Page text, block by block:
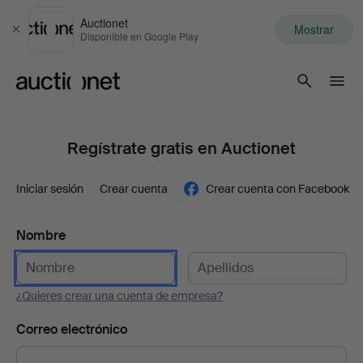
Cerrar
Auctionet
Disponible en Google Play Mostrar
Regístrate gratis en Auctionet
Iniciar sesión Crear cuenta Crear cuenta con Facebook
Nombre
¿Quieres crear una cuenta de empresa?
Correo electrónico